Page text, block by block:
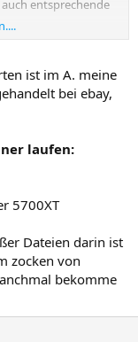
entsprechende
landet man
Test so "clever"
noch auf zu hoch
man eigentlich auch
Unterschiede
ist im A. meine
bei ebay,
laufen:
5700XT
Dateien darin ist
zocken von
bekomme